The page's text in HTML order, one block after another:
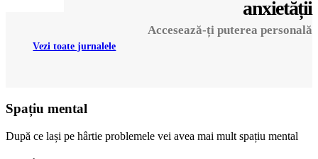
anxietății
Accesează-ți puterea personală
Vezi toate jurnalele
Spațiu mental
După ce lași pe hârtie problemele vei avea mai mult spațiu mental